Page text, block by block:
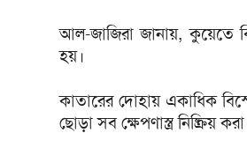
আল-জাজিরা জানায়, কুয়েতে
হয়।
কাতারের দোহায় একাধিক
ছোড়া সব ক্ষেপণাস্ত্র নিষ্ক্রিয়